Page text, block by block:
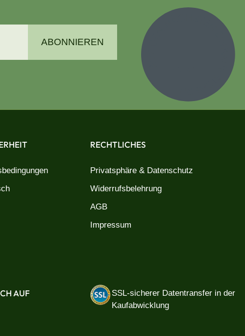
ABONNIEREN
RECHTLICHES
Privatsphäre & Datenschutz
Widerrufsbelehrung
AGB
Impressum
AUF
SSL-sicherer Datentransfer in der
Kaufabwicklung